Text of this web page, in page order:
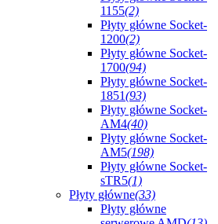
1155(2)
Płyty główne Socket-
1200(2)
Płyty główne Socket-
1700(94)
Płyty główne Socket-
1851(93)
Płyty główne Socket-
AM4(40)
Płyty główne Socket-
AM5(198)
Płyty główne Socket-
sTR5(1)
Płyty główne(33)
Płyty główne